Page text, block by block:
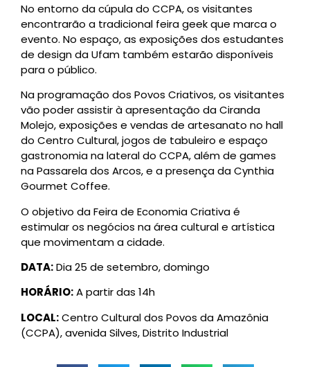
No entorno da cúpula do CCPA, os visitantes
encontrarão a tradicional feira geek que marca o
evento. No espaço, as exposições dos estudantes
de design da Ufam também estarão disponíveis
para o público.
Na programação dos Povos Criativos, os visitantes
vão poder assistir à apresentação da Ciranda
Molejo, exposições e vendas de artesanato no hall
do Centro Cultural, jogos de tabuleiro e espaço
gastronomia na lateral do CCPA, além de games
na Passarela dos Arcos, e a presença da Cynthia
Gourmet Coffee.
O objetivo da Feira de Economia Criativa é
estimular os negócios na área cultural e artística
que movimentam a cidade.
DATA:Dia 25 de setembro, domingo
HORÁRIO:A partir das 14h
LOCAL:Centro Cultural dos Povos da Amazônia
(CCPA), avenida Silves, Distrito Industrial